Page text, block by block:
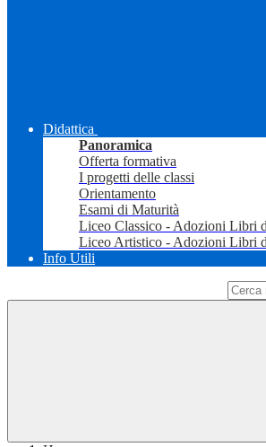
Didattica
Panoramica
Offerta formativa
I progetti delle classi
Orientamento
Esami di Maturità
Liceo Classico - Adozioni Libri
Liceo Artistico - Adozioni Libri
Info Utili